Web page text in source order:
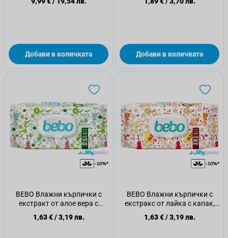
Добави в количката Добави в количката
BEBO Влажни кърпички с
екстракт от алое вера с
капак, 72бр
1,63 €/3,19 лв.
BEBO Влажни кърпички с
екстракс от лайка с капак,
72бр
1,63 €/3,19 лв.